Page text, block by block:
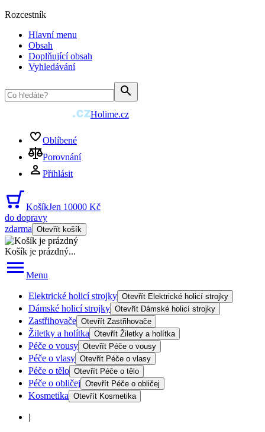
Rozcestník
Hlavní menu
Obsah
Doplňující obsah
Vyhledávání
Holime.cz
Oblíbené
Porovnání
Přihlásit
KošíkJen 10000 Kč
do dopravy
zdarma Otevřít košík
Košík je prázdný...
Menu
Elektrické holicí strojky Otevřít Elektrické holicí strojky
Dámské holicí strojky Otevřít Dámské holicí strojky
Zastřihovače Otevřít Zastřihovače
Žiletky a holítka Otevřít Žiletky a holítka
Péče o vousy Otevřít Péče o vousy
Péče o vlasy Otevřít Péče o vlasy
Péče o tělo Otevřít Péče o tělo
Péče o obličej Otevřít Péče o obličej
Kosmetika Otevřít Kosmetika
|